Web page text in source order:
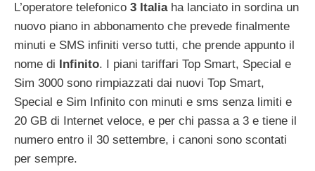
L’operatore telefonico 3 Italiaha lanciato in sordina un
nuovo piano in abbonamento che prevede finalmente
minuti e SMS infiniti verso tutti, che prende appunto il
nome di Infinito. I piani tariffari Top Smart, Special e
Sim 3000 sono rimpiazzati dai nuovi Top Smart,
Special e Sim Infinito con minuti e sms senza limiti e
20 GB di Internet veloce, e per chi passa a 3 e tiene il
numero entro il 30 settembre, i canoni sono scontati
per sempre.